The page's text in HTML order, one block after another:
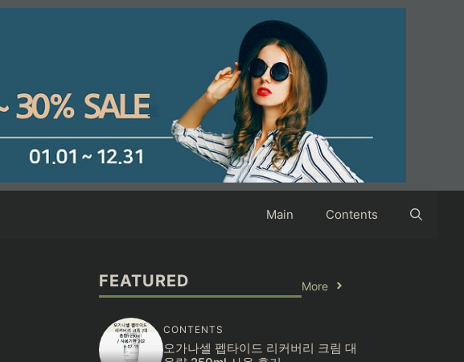
Main Contents
FEATURED More
CONTENTS
오가나셀 펩타이드 리커버리 크림 대